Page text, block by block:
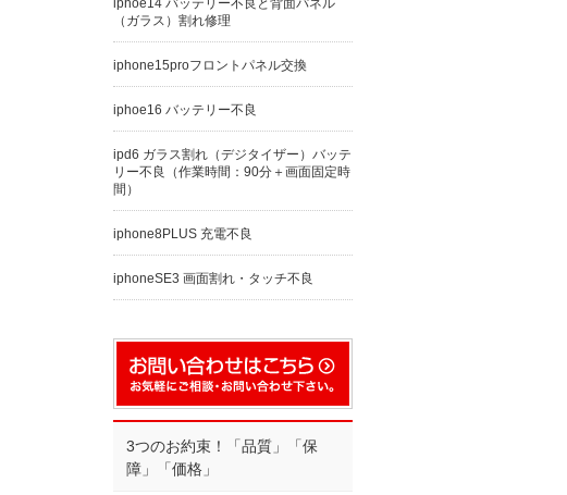
iphoe14 バッテリー不良と背面パネル
（ガラス）割れ修理
iphone15proフロントパネル交換
iphoe16 バッテリー不良
ipd6 ガラス割れ（デジタイザー）バッテ
リー不良（作業時間：90分＋画面固定時
間）
iphone8PLUS 充電不良
iphoneSE3 画面割れ・タッチ不良
3つのお約束！「品質」「保
障」「価格」